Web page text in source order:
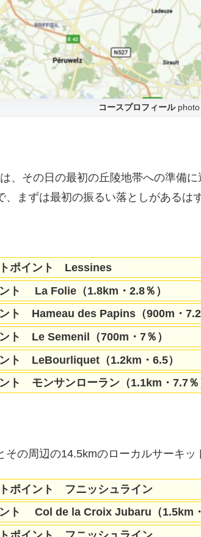
コースプロフィールphoto
、その日の最初の丘陵地帯への準備
、まずは最初の振るい落としがあるはず
ポイント Lessines
ト La Folie（1.8km・2.8％）
ト Hameau des Papins（900m・7.2
ト Le Semenil（700m・7％）
ト LeBourliquet（1.2km・6.5）
ト モンサンローラン（1.1km・7.7％
その周辺の14.5kmのローカルサーキッ
ポイント フニッシュライン
ト Col de la Croix Jubaru（1.5km・